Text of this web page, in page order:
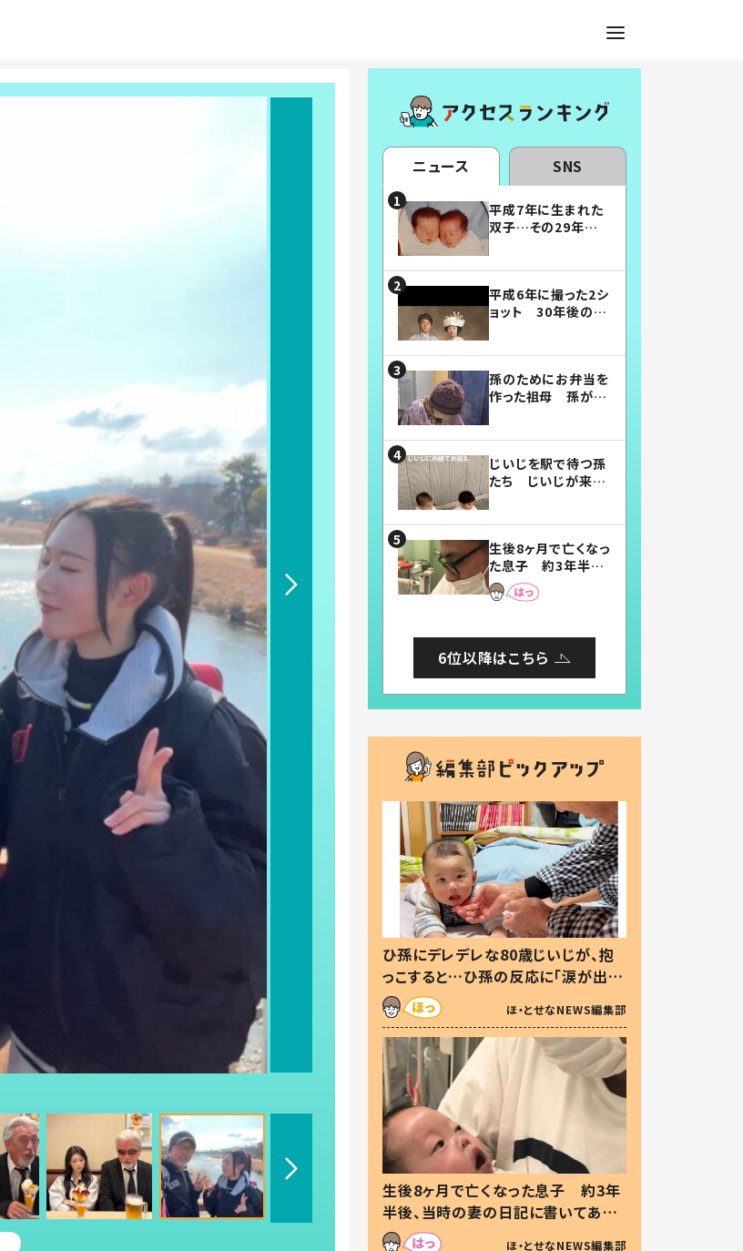
ニュース SNS
平成7年に生まれた
双子…その29年後
平成6年に撮った2シ
ョット 30年後の姿
孫のためにお弁当を
作った祖母 孫が絶
じいじを駅で待つ孫
たち じいじが来た
まらない」「幸せにな
れる」
生後8ヶ月で亡くなっ
た息子 約3年半
後、当時の妻の日記
に書いてあった本音
6位以降はこちら
ひ孫にデレデレな80歳じいじが、抱
っこすると…ひ孫の反応に「涙が出ま
した」「可愛くて仕方ない」
ほ・とせなNEWS編集部
生後8ヶ月で亡くなった息子 約3年
半後、当時の妻の日記に書いてあっ
た本音とは
ほ・とせなNEWS編集部